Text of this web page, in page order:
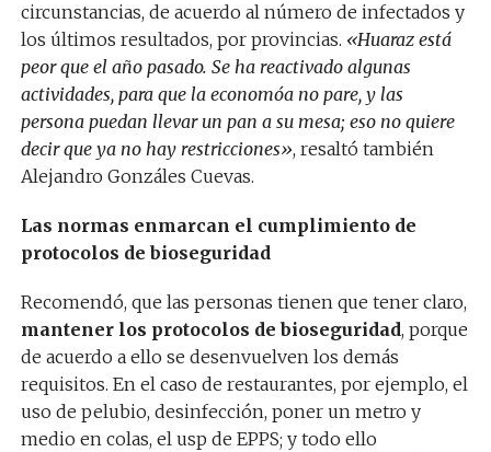
circunstancias, de acuerdo al número de infectados y
los últimos resultados, por provincias. «Huaraz está
peor que el año pasado. Se ha reactivado algunas
actividades, para que la economóa no pare, y las
persona puedan llevar un pan a su mesa; eso no quiere
decir que ya no hay restricciones», resaltó también
Alejandro Gonzáles Cuevas.
Las normas enmarcan el cumplimiento de
protocolos de bioseguridad
Recomendó, que las personas tienen que tener claro,
mantener los protocolos de bioseguridad, porque
de acuerdo a ello se desenvuelven los demás
requisitos. En el caso de restaurantes, por ejemplo, el
uso de pelubio, desinfección, poner un metro y
medio en colas, el usp de EPPS; y todo ello